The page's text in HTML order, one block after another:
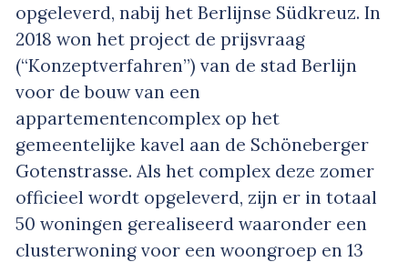
opgeleverd, nabij het Berlijnse Südkreuz. In
2018 won het project de prijsvraag
(“Konzeptverfahren”) van de stad Berlijn
voor de bouw van een
appartementencomplex op het
gemeentelijke kavel aan de Schöneberger
Gotenstrasse. Als het complex deze zomer
officieel wordt opgeleverd, zijn er in totaal
50 woningen gerealiseerd waaronder een
clusterwoning voor een woongroep en 13